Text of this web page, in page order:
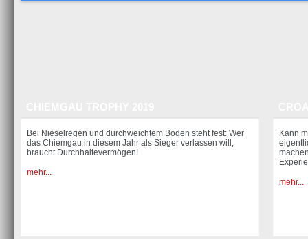
Bei Nieselregen und durchweichtem Boden steht fest: Wer
das Chiemgau in diesem Jahr als Sieger verlassen will,
braucht Durchhaltevermögen!
mehr...
Kann
mehr...